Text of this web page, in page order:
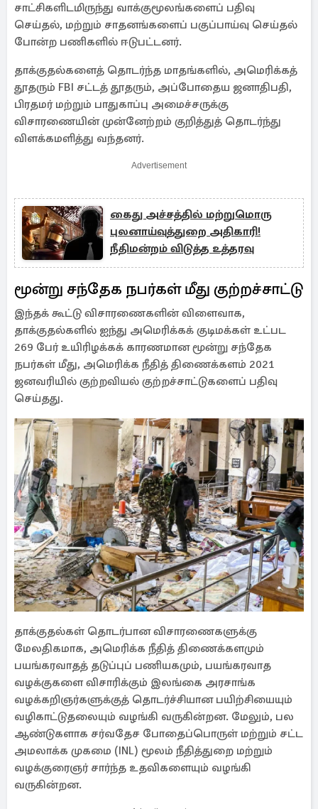
சாட்சிகளிடமிருந்து வாக்குமூலங்களைப் பதிவு
செய்தல், மற்றும் சாதனங்களைப் பகுப்பாய்வு செய்தல்
போன்ற பணிகளில் ஈடுபட்டனர்.
தாக்குதல்களைத் தொடர்ந்த மாதங்களில், அமெரிக்கத்
தூதரும் FBI சட்டத் தூதரும், அப்போதைய ஜனாதிபதி,
பிரதமர் மற்றும் பாதுகாப்பு அமைச்சருக்கு
விசாரணையின் முன்னேற்றம் குறித்துத் தொடர்ந்து
விளக்கமளித்து வந்தனர்.
Advertisement
கைது அச்சத்தில் மற்றுமொரு
புலனாய்வுத்துறை அதிகாரி!
நீதிமன்றம் விடுத்த உத்தரவு
மூன்று சந்தேக நபர்கள் மீது குற்றச்சாட்டு
இந்தக் கூட்டு விசாரணைகளின் விளைவாக,
தாக்குதல்களில் ஐந்து அமெரிக்கக் குடிமக்கள் உட்பட
269 பேர் உயிரிழக்கக் காரணமான மூன்று சந்தேக
நபர்கள் மீது, அமெரிக்க நீதித் திணைக்களம் 2021
ஜனவரியில் குற்றவியல் குற்றச்சாட்டுகளைப் பதிவு
செய்தது.
தாக்குதல்கள் தொடர்பான விசாரணைகளுக்கு
மேலதிகமாக, அமெரிக்க நீதித் திணைக்களமும்
பயங்கரவாதத் தடுப்புப் பணியகமும், பயங்கரவாத
வழக்குகளை விசாரிக்கும் இலங்கை அரசாங்க
வழக்கறிஞர்களுக்குத் தொடர்ச்சியான பயிற்சியையும்
வழிகாட்டுதலையும் வழங்கி வருகின்றன. மேலும், பல
ஆண்டுகளாக சர்வதேச போதைப்பொருள் மற்றும் சட்ட
அமலாக்க முகமை (INL) மூலம் நீதித்துறை மற்றும்
வழக்குரைஞர் சார்ந்த உதவிகளையும் வழங்கி
வருகின்றன.